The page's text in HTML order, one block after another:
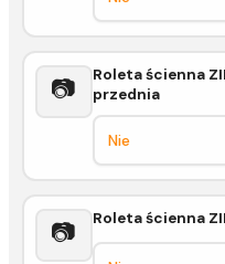
📷
Roleta ścienna
przednia
📷 Roleta ścienna